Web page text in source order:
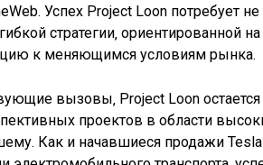
Успех Project Loon потребует
стратегии‚ ориентированной
к меняющимся условиям рынка.
вызовы‚ Project Loon
проектов в области
Как и начавшиеся продажи